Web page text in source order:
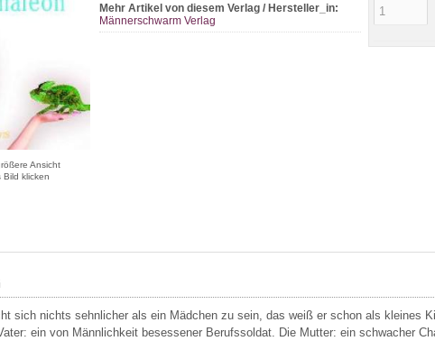
Ansicht
Bild klicken
Mehr Artikel von diesem Verlag / Hersteller_in:
Männerschwarm Verlag
sich nichts sehnlicher als ein Mädchen zu sein, das weiß er schon als kleines
ein von Männlichkeit besessener Berufssoldat. Die Mutter: ein schwacher